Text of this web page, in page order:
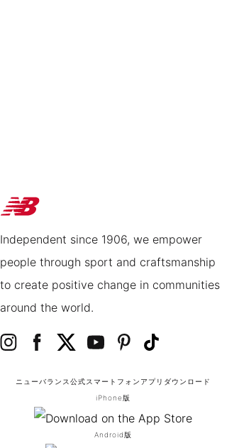
Independent since 1906, we empower
people through sport and craftsmanship
to create positive change in communities
around the world.
ニューバランス公式スマートフォンアプリ ダウンロード
iPhone版
Android版